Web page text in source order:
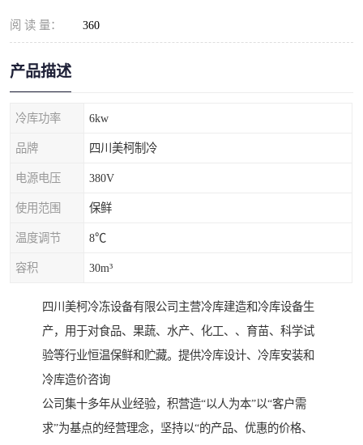
阅 读 量： 360
产品描述
冷库功率 6kw
品牌 四川美柯制冷
电源电压 380V
使用范围 保鲜
温度调节 8℃
容积 30m³
四川美柯冷冻设备有限公司主营冷库建造和冷库设备生
产，用于对食品、果蔬、水产、化工、、育苗、科学试
验等行业恒温保鲜和贮藏。提供冷库设计、冷库安装和
冷库造价咨询
公司集十多年从业经验，积营造“以人为本”以“客户需
求”为基点的经营理念，坚持以“的产品、优惠的价格、